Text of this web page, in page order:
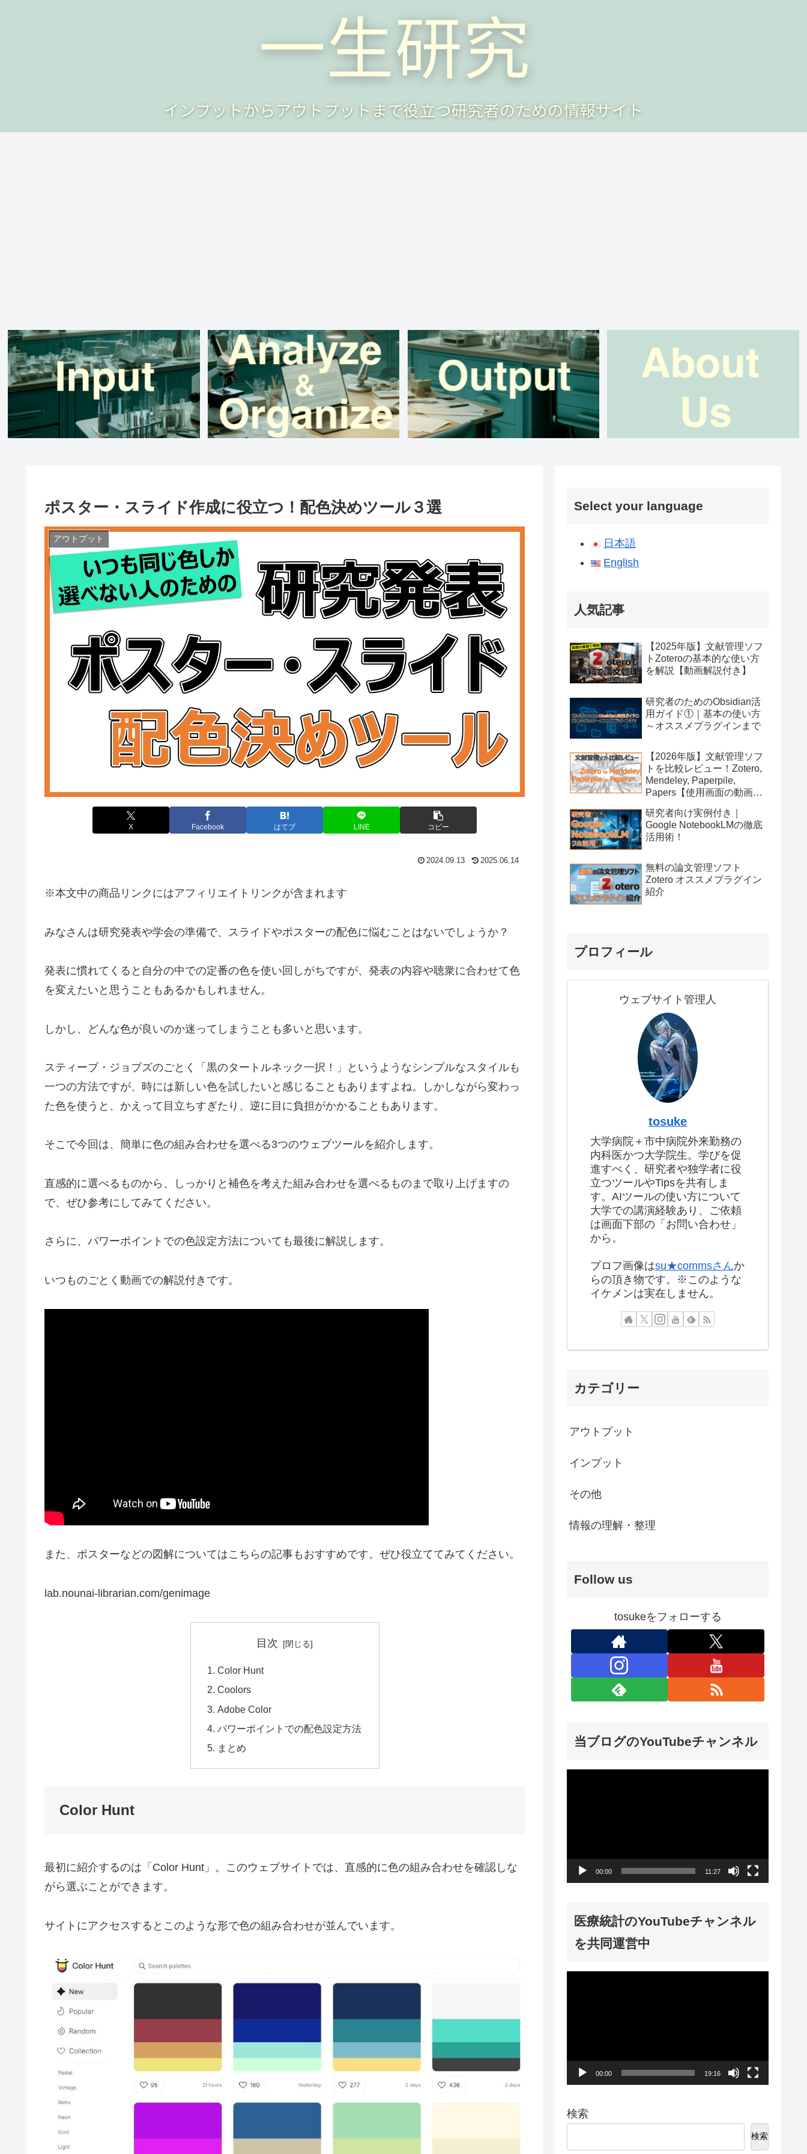
ポスター・スライド作成に役立つ！配色決めツール３選
アウトプット
X Facebook はてブ LINE コピー
2024.09.13 2025.06.14
※本文中の商品リンクにはアフィリエイトリンクが含まれます
みなさんは研究発表や学会の準備で、スライドやポスターの配色に悩むことはないでしょうか？
発表に慣れてくると自分の中での定番の色を使い回しがちですが、発表の内容や聴衆に合わせて色
を変えたいと思うこともあるかもしれません。
しかし、どんな色が良いのか迷ってしまうことも多いと思います。
スティーブ・ジョブズのごとく「黒のタートルネック一択！」というようなシンプルなスタイルも
一つの方法ですが、時には新しい色を試したいと感じることもありますよね。しかしながら変わっ
た色を使うと、かえって目立ちすぎたり、逆に目に負担がかかることもあります。
そこで今回は、簡単に色の組み合わせを選べる3つのウェブツールを紹介します。
直感的に選べるものから、しっかりと補色を考えた組み合わせを選べるものまで取り上げますの
で、ぜひ参考にしてみてください。
さらに、パワーポイントでの色設定方法についても最後に解説します。
いつものごとく動画での解説付きです。
また、ポスターなどの図解についてはこちらの記事もおすすめです。ぜひ役立ててみてください。
lab.nounai-librarian.com/genimage
目次
Color Hunt
Coolors
Adobe Color
パワーポイントでの配色設定方法
まとめ
Color Hunt
最初に紹介するのは「Color Hunt」。このウェブサイトでは、直感的に色の組み合わせを確認しな
がら選ぶことができます。
サイトにアクセスするとこのような形で色の組み合わせが並んでいます。
Select your language
日本語
English
人気記事
【2025年版】文献管理ソフ
トZoteroの基本的な使い方
を解説【動画解説付き】
研究者のためのObsidian活
用ガイド①｜基本の使い方
～オススメプラグインまで
【2026年版】文献管理ソフ
トを比較レビュー！Zotero,
Mendeley, Paperpile,
Papers【使用画面の動画付
研究者向け実例付き｜
Google NotebookLMの徹底
活用術！
無料の論文管理ソフト
Zotero オススメプラグイン
紹介
プロフィール
ウェブサイト管理人
tosuke
大学病院＋市中病院外来勤務の
内科医かつ大学院生。学びを促
進すべく、研究者や独学者に役
立つツールやTipsを共有しま
す。AIツールの使い方について
大学での講演経験あり、ご依頼
は画面下部の「お問い合わせ」
から。
プロフ画像はsu★commsさんか
らの頂き物です。※このような
イケメンは実在しません。
カテゴリー
アウトプット
インプット
その他
情報の理解・整理
Follow us
tosukeをフォローする
当ブログのYouTubeチャンネル
00:00 11:27
医療統計のYouTubeチャンネル
を共同運営中
00:00 19:16
検索
検索